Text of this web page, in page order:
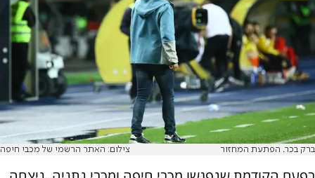
ברק בכר. הפתעת המחזור צילום: האתר הרשמי של מכבי חיפה